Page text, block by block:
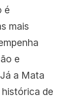
é
mais
e
a Mata
de